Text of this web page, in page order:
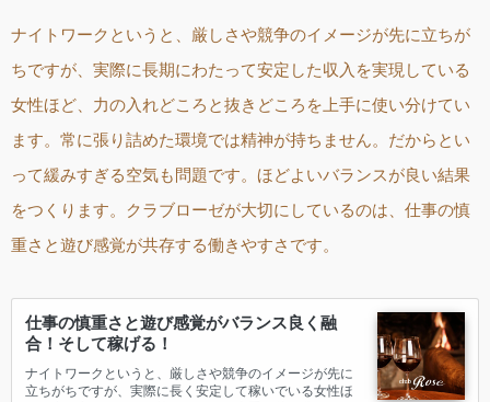
ナイトワークというと、厳しさや競争のイメージが先に立ちが
ちですが、実際に長期にわたって安定した収入を実現している
女性ほど、力の入れどころと抜きどころを上手に使い分けてい
ます。常に張り詰めた環境では精神が持ちません。だからとい
って緩みすぎる空気も問題です。ほどよいバランスが良い結果
をつくります。クラブローゼが大切にしているのは、仕事の慎
重さと遊び感覚が共存する働きやすさです。